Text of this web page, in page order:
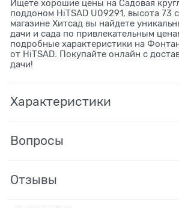
Ищете хорошие цены на Садовая
поддоном HiTSAD U09291, высота 73
магазине Хитсад вы найдете
дачи и сада по привлекательным
подробные характеристики на
от HiTSAD. Покупайте онлайн с
дачи!
Характеристики
Вопросы
Отзывы